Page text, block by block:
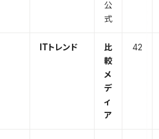
公
式
ITトレンド
比
較
メ
デ
ィ
ア
42